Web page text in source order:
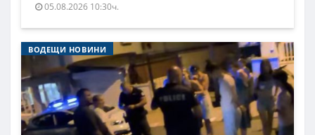
05.08.2026 10:30ч.
ВОДЕЩИ НОВИНИ